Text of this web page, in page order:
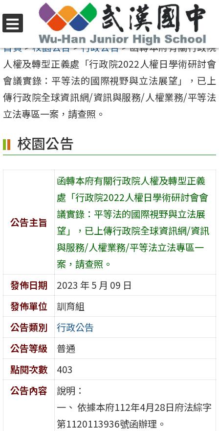
至
要
內
容
區
選
單
首頁>校園公告>行政公告>函轉本府有關行政院
人權及轉型正義處「行政院2022人權日學術研討會
會議實錄：平等法的國際視野與立法展望」，已上
傳行政院全球資訊網/資訊與服務/人權業務/平等法
立法專區一案，請查照。
校園公告
公告主旨
函轉本府有關行政院人權及轉型正義
處「行政院2022人權日學術研討會會
議實錄：平等法的國際視野與立法展
望」，已上傳行政院全球資訊網/資訊
與服務/人權業務/平等法立法專區一
案，請查照。
發佈日期
2023 年 5 月 09 日
發佈單位
訓育組
公告類別
行政公告
公告等級
普通
點閱次數
403
公告內容
說明：
一、 依據本府112年4月28日府法綜字
第1120113936號函辦理。